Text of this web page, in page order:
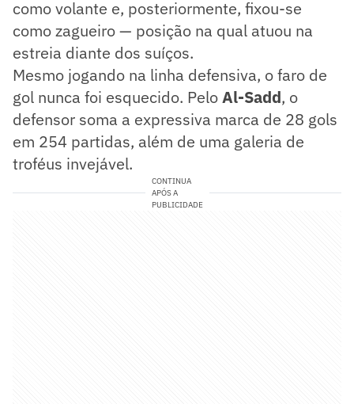
como volante e, posteriormente, fixou-se
como zagueiro — posição na qual atuou na
estreia diante dos suíços.
Mesmo jogando na linha defensiva, o faro de
gol nunca foi esquecido. PeloAl-Sadd, o
defensor soma a expressiva marca de 28 gols
em 254 partidas, além de uma galeria de
troféus invejável.
CONTINUA
APÓS A
PUBLICIDADE